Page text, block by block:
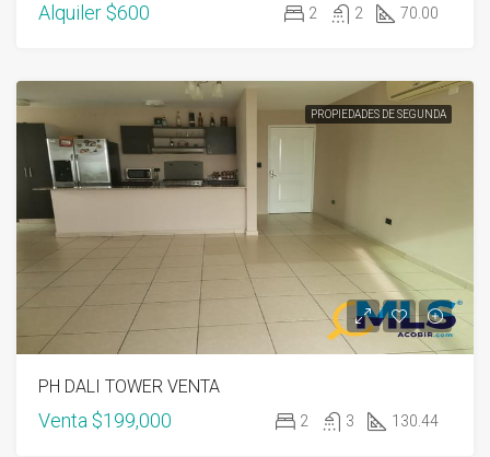
Alquiler $600 2 2 70.00
PROPIEDADES DE SEGUNDA
PH DALI TOWER VENTA
Venta $199,000 2 3 130.44